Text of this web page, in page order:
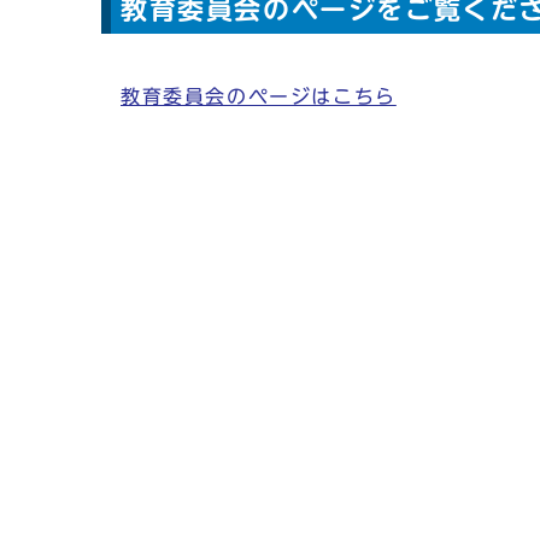
教育委員会のページをご覧くだ
教育委員会のページはこちら